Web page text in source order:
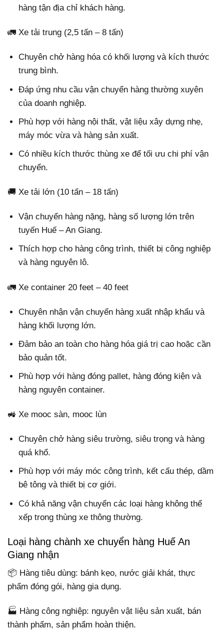
hàng tận địa chỉ khách hàng.
🚛 Xe tải trung (2,5 tấn – 8 tấn)
Chuyên chở hàng hóa có khối lượng và kích thước
trung bình.
Đáp ứng nhu cầu vận chuyển hàng thường xuyên
của doanh nghiệp.
Phù hợp với hàng nội thất, vật liệu xây dựng nhẹ,
máy móc vừa và hàng sản xuất.
Có nhiều kích thước thùng xe để tối ưu chi phí vận
chuyển.
🚚 Xe tải lớn (10 tấn – 18 tấn)
Vận chuyển hàng nặng, hàng số lượng lớn trên
tuyến Huế – An Giang.
Thích hợp cho hàng công trình, thiết bị công nghiệp
và hàng nguyên lô.
🚛 Xe container 20 feet – 40 feet
Chuyên nhận vận chuyển hàng xuất nhập khẩu và
hàng khối lượng lớn.
Đảm bảo an toàn cho hàng hóa giá trị cao hoặc cần
bảo quản tốt.
Phù hợp với hàng đóng pallet, hàng đóng kiện và
hàng nguyên container.
🚜 Xe mooc sàn, mooc lùn
Chuyên chở hàng siêu trường, siêu trọng và hàng
quá khổ.
Phù hợp với máy móc công trình, kết cấu thép, dầm
bê tông và thiết bị cơ giới.
Có khả năng vận chuyển các loại hàng không thể
xếp trong thùng xe thông thường.
Loại hàng chành xe chuyển hàng Huế An
Giang nhận
📦 Hàng tiêu dùng: bánh kẹo, nước giải khát, thực
phẩm đóng gói, hàng gia dụng.
🏭 Hàng công nghiệp: nguyên vật liệu sản xuất, bán
thành phẩm, sản phẩm hoàn thiện.